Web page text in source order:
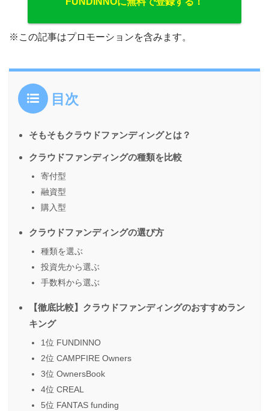
※この記事はプロモーションを含みます。
目次
そもそもクラウドファンディングとは？
クラウドファンディングの種類を比較
寄付型
融資型
購入型
クラウドファンディングの選び方
種類を選ぶ
投資先から選ぶ
手数料から選ぶ
【徹底比較】クラウドファンディングのおすすめラン
キング
1位 FUNDINNO
2位 CAMPFIRE Owners
3位 OwnersBook
4位 CREAL
5位 FANTAS funding